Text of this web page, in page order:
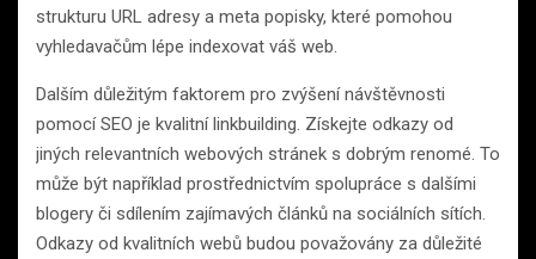
strukturu URL adresy a meta popisky, které pomohou
vyhledavačům lépe indexovat váš web.
Dalším důležitým faktorem pro zvýšení návštěvnosti
pomocí SEO je kvalitní linkbuilding. Získejte odkazy od
jiných relevantních webových stránek s dobrým renomé. To
může být například prostřednictvím spolupráce s dalšími
blogery či sdílením zajímavých článků na sociálních sítích.
Odkazy od kvalitních webů budou považovány za důležité